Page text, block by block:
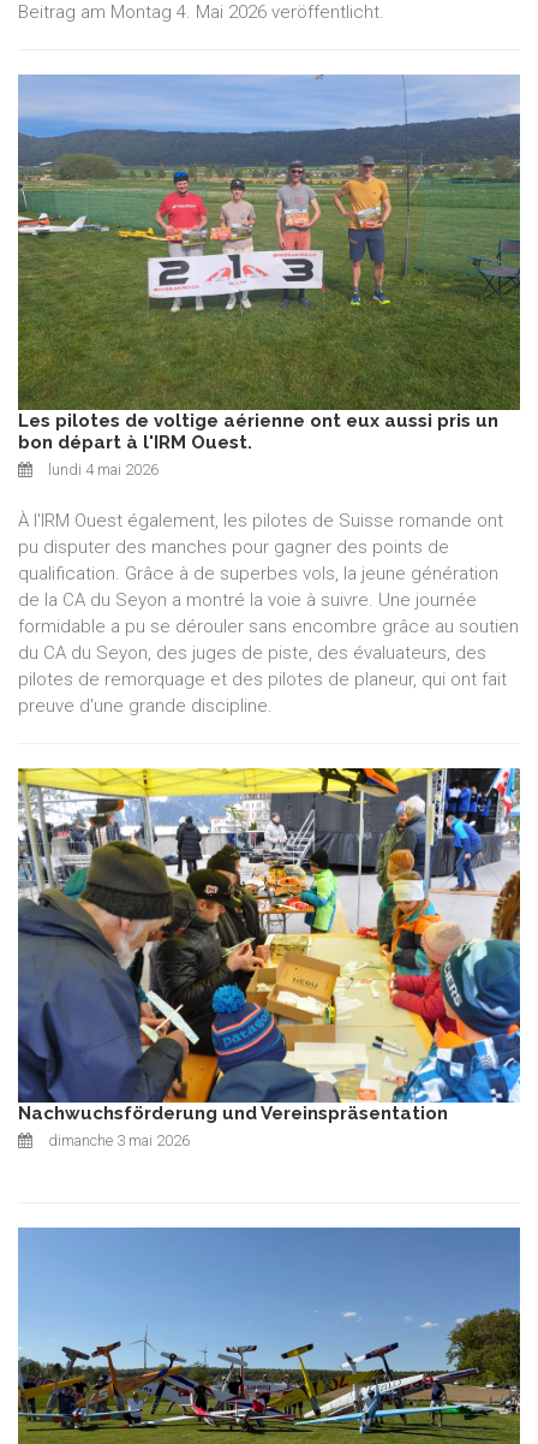
Beitrag am Montag 4. Mai 2026 veröffentlicht.
Les pilotes de voltige aérienne ont eux aussi pris un
bon départ à l'IRM Ouest.
lundi 4 mai 2026
À l'IRM Ouest également, les pilotes de Suisse romande ont
pu disputer des manches pour gagner des points de
qualification. Grâce à de superbes vols, la jeune génération
de la CA du Seyon a montré la voie à suivre. Une journée
formidable a pu se dérouler sans encombre grâce au soutien
du CA du Seyon, des juges de piste, des évaluateurs, des
pilotes de remorquage et des pilotes de planeur, qui ont fait
preuve d'une grande discipline.
Nachwuchsförderung und Vereinspräsentation
dimanche 3 mai 2026